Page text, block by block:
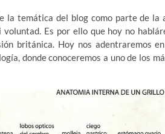
la temática del blog como parte de
Es por ello que hoy no
británica. Hoy nos adentraremos
donde conoceremos a uno de los